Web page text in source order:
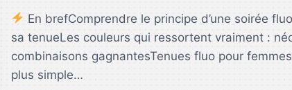
En brefComprendre le principe d’une soirée
sa tenueLes couleurs qui ressortent vraiment :
combinaisons gagnantesTenues fluo pour
plus simple…